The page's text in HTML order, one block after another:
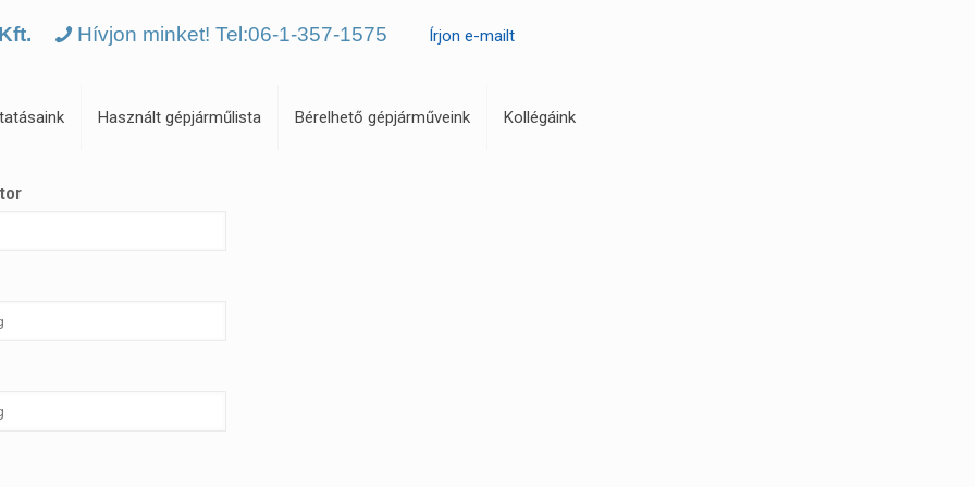
Hívjon minket! Tel:06-1-357-1575 Írjon e-mailt
Használt gépjárműlista Bérelhető gépjárműveink Kollégáink